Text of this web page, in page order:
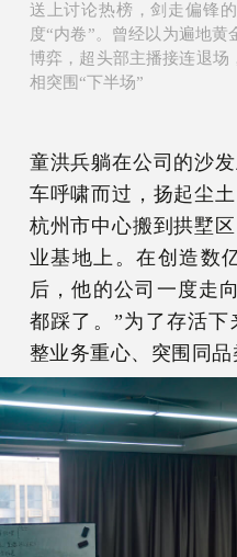
送上讨论热榜，剑走偏锋
度“内卷”。曾经以为遍地
博弈，超头部主播接连退场
相突围“下半场”
童洪兵躺在公司的沙
车呼啸而过，扬起尘
杭州市中心搬到拱墅
业基地上。在创造数
后，他的公司一度走
都踩了。”为了存活
整业务重心、突围同品